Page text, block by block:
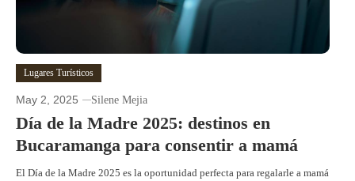
Lugares Turísticos
May 2, 2025 Silene Mejia
Día de la Madre 2025: destinos en
Bucaramanga para consentir a mamá
El Día de la Madre 2025 es la oportunidad perfecta para regalarle a mamá